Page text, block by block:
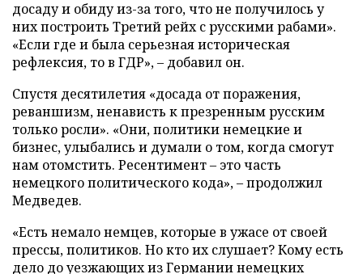
досаду и обиду из-за того, что не получилось у
них построить Третий рейх с русскими рабами».
«Если где и была серьезная историческая
рефлексия, то в ГДР», – добавил он.
Спустя десятилетия «досада от поражения,
реваншизм, ненависть к презренным русским
только росли». «Они, политики немецкие и
бизнес, улыбались и думали о том, когда смогут
нам отомстить. Ресентимент – это часть
немецкого политического кода», – продолжил
Медведев.
«Есть немало немцев, которые в ужасе от своей
прессы, политиков. Но кто их слушает? Кому есть
дело до уезжающих из Германии немецких